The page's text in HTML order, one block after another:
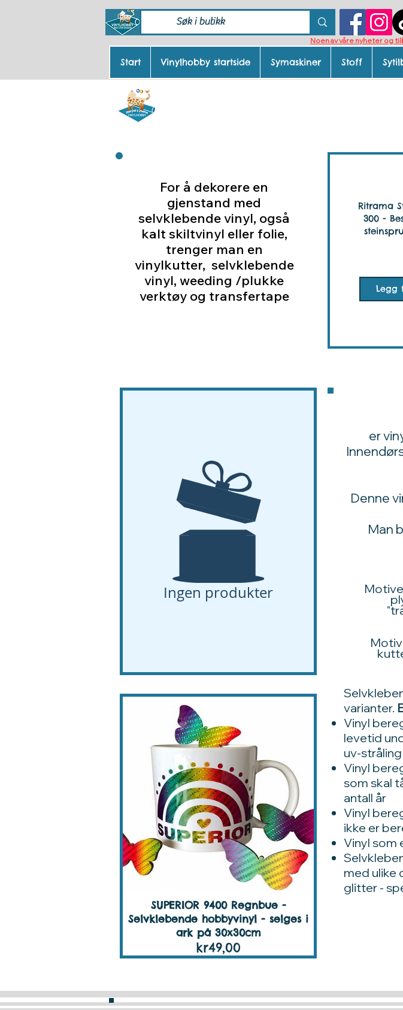
Noen av våre nyheter og
For å dekorere en
gjenstand med
selvklebende vinyl, også
kalt skiltvinyl eller folie,
trenger man en
vinylkutter, selvklebende
vinyl, weeding /plukke
verktøy og transfertape
Ritrama
300 -
Legg
Ingen produkter
SUPERIOR 9400 Regnbue -
Selvklebende hobbyvinyl - selges i
ark på 30x30cm
kr49,00
er
Denne
Man
varianter.
Vinyl
levetid
uv-stråling
Vinyl
som skal
antall år
Vinyl
ikke er
Vinyl som
med ulike
glitter -
Start Vinylhobby startside Symaskiner Stoff